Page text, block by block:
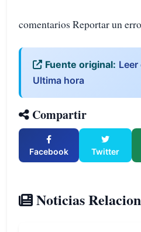
comentarios Reportar un
Fuente original:
Ultima hora
Compartir
Facebook Twitter
Noticias